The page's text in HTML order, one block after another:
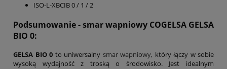
ISO-L-XBCIB 0 / 1 / 2
Podsumowanie - smar wapniowy COGELSA GELSA
BIO 0:
GELSA BIO 0 to uniwersalny smar wapniowy, który łączy w sobie
wysoką wydajność z troską o środowisko. Jest idealnym